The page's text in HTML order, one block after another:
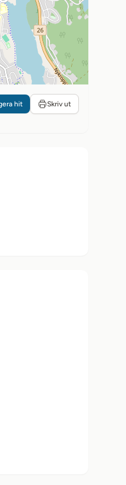
hit Skriv ut